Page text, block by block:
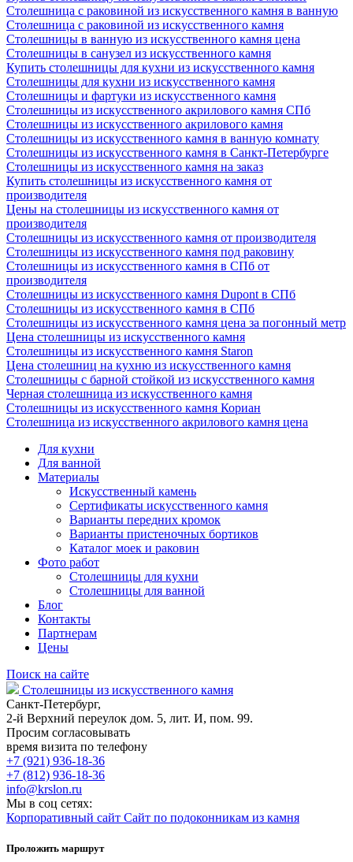
Столешница с раковиной из искусственного камня в ванную
Столешница с раковиной из искусственного камня
Столешницы в ванную из искусственного камня цена
Столешницы в санузел из искусственного камня
Купить столешницы для кухни из искусственного камня
Столешницы для кухни из искусственного камня
Столешницы и фартуки из искусственного камня
Столешницы из искусственного акрилового камня СПб
Столешницы из искусственного акрилового камня
Столешницы из искусственного камня в ванную комнату
Столешницы из искусственного камня в Санкт-Петербурге
Столешницы из искусственного камня на заказ
Купить столешницы из искусственного камня от
производителя
Цены на столешницы из искусственного камня от
производителя
Столешницы из искусственного камня от производителя
Столешницы из искусственного камня под раковину
Столешницы из искусственного камня в СПб от
производителя
Столешницы из искусственного камня Dupont в СПб
Столешницы из искусственного камня в СПб
Столешницы из искусственного камня цена за погонный метр
Цена столешницы из искусственного камня
Столешницы из искусственного камня Staron
Цена столешниц на кухню из искусственного камня
Столешницы с барной стойкой из искусственного камня
Черная столешница из искусственного камня
Столешницы из искусственного камня Кориан
Столешница из искусственного акрилового камня цена
Для кухни
Для ванной
Материалы
Искусственный камень
Сертификаты искусственного камня
Варианты передних кромок
Варианты пристеночных бортиков
Каталог моек и раковин
Фото работ
Столешницы для кухни
Столешницы для ванной
Блог
Контакты
Партнерам
Цены
Поиск на сайте
Столешницы из искусственного камня
Санкт-Петербург,
2-й Верхний переулок дом. 5, лит. И, пом. 99.
Просим согласовывать
время визита по телефону
+7 (921) 936-18-36
+7 (812) 936-18-36
info@krslon.ru
Мы в соц сетях:
Корпоративный сайт Сайт по подоконникам из камня
Проложить маршрут